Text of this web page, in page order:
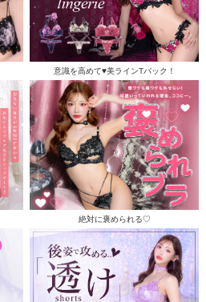
意識を高めて♥美ラインTバック！
絶対に褒められる♡